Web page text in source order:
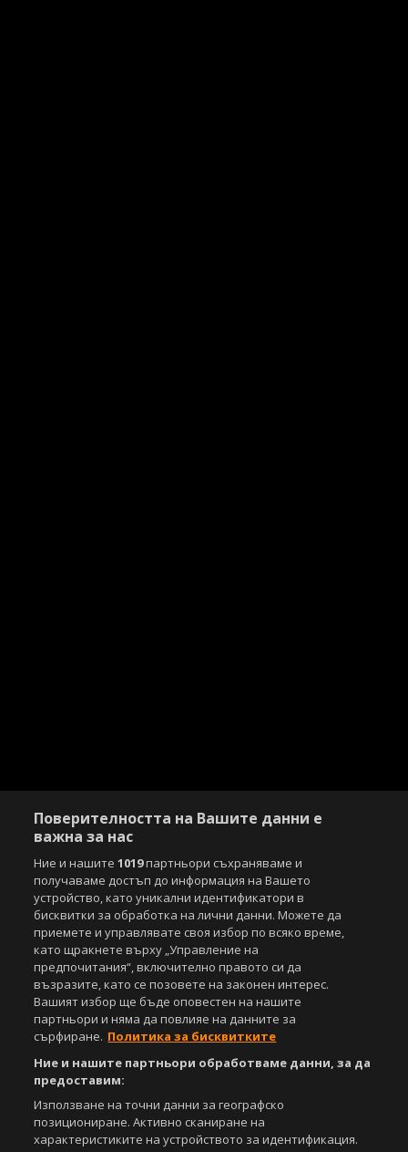
Поверителността на Вашите данни е
важна за нас
Ние и нашите1019партньори съхраняваме и
получаваме достъп до информация на Вашето
устройство, като уникални идентификатори в
бисквитки за обработка на лични данни. Можете да
приемете и управлявате своя избор по всяко време,
като щракнете върху „Управление на
предпочитания“, включително правото си да
възразите, като се позовете на законен интерес.
Вашият избор ще бъде оповестен на нашите
партньори и няма да повлияе на данните за
сърфиране. Политика за бисквитките
Ние и нашите партньори обработваме данни, за да
предоставим:
Използване на точни данни за географско
позициониране. Активно сканиране на
характеристиките на устройството за идентификация.